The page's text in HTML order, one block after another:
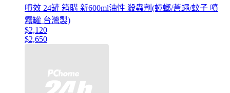
噴效 24罐 箱購 新600ml油性 殺蟲劑(蟑螂/蒼蠅/蚊子 噴
霧罐 台灣製)
$2,120
$2,650